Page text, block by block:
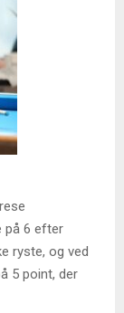
på 6 efter
ryste, og ved
5 point, der